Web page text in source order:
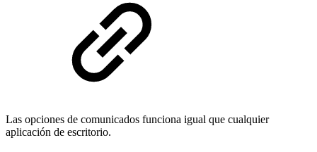
Las opciones de comunicados funciona igual que cualquier
aplicación de escritorio.